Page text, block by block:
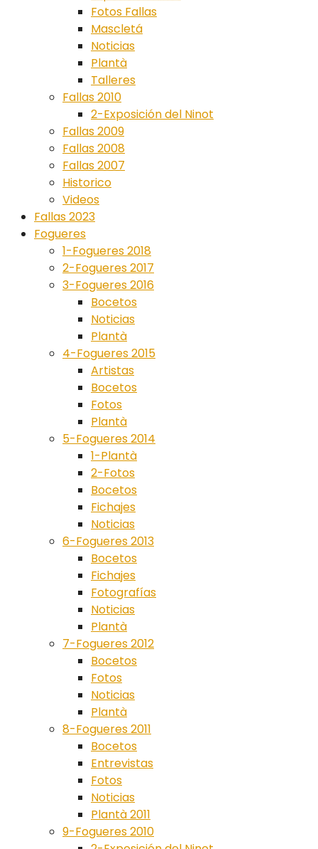
Fotos Fallas
Mascletá
Noticias
Plantà
Talleres
Fallas 2010
2-Exposición del Ninot
Fallas 2009
Fallas 2008
Fallas 2007
Historico
Videos
Fallas 2023
Fogueres
1-Fogueres 2018
2-Fogueres 2017
3-Fogueres 2016
Bocetos
Noticias
Plantà
4-Fogueres 2015
Artistas
Bocetos
Fotos
Plantà
5-Fogueres 2014
1-Plantà
2-Fotos
Bocetos
Fichajes
Noticias
6-Fogueres 2013
Bocetos
Fichajes
Fotografías
Noticias
Plantà
7-Fogueres 2012
Bocetos
Fotos
Noticias
Plantà
8-Fogueres 2011
Bocetos
Entrevistas
Fotos
Noticias
Plantà 2011
9-Fogueres 2010